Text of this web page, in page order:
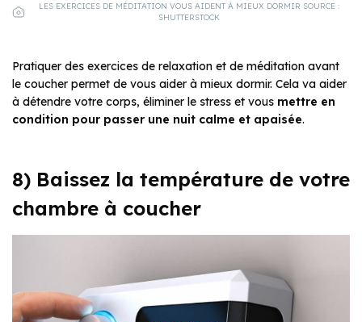
LES EXERCICES DE MÉDITATION VOUS AIDENT À MIEUX DORMIR SOURCE :
SHUTTERSTOCK
Pratiquer des exercices de relaxation et de méditation avant
le coucher permet de vous aider à mieux dormir. Cela va aider
à détendre votre corps, éliminer le stress et vous mettre en
condition pour passer une nuit calme et apaisée.
8) Baissez la température de votre
chambre à coucher